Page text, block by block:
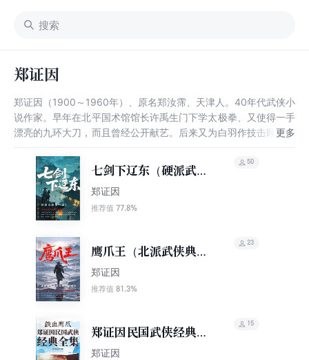
郑证因
郑证因（1900～1960年）、原名郑汝霈、天津人。40年代武侠小
说作家。早年在北平国术馆馆长许禹生门下学太极拳、又使得一手
漂亮的九环大刀，而且曾经公开献艺。后来又为白羽作技击顾问，
说创作，共有武侠小说88部。郑证因是民国旧派武侠小说“北派五
大家”中“帮会技击派”的代表人物。
七剑下辽东（硬派武侠
第一书！中国武侠文学
学会推荐阅读）
郑证因
推荐值 77.8%
50
鹰爪王（北派武侠典
范，写尽人间刚骨）
郑证因
推荐值 81.3%
23
郑证因民国武侠经典全
集（套装共37册）
郑证因
15